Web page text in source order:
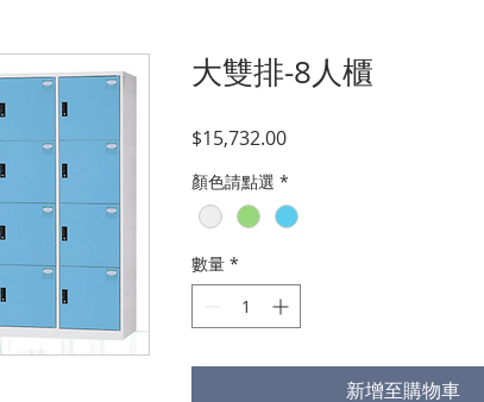
大雙排-8人櫃
$15,732.00價
顏色請點選 *
數量 *
新增至購物車